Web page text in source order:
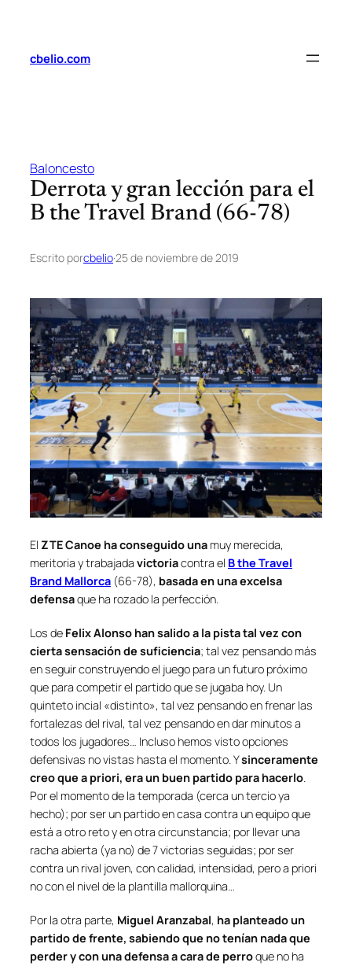
contenido
cbelio.com
Baloncesto
Derrota y gran lección para el
B the Travel Brand (66-78)
Escrito porcbelio·25 de noviembre de 2019
El ZTE Canoe ha conseguido una muy merecida,
meritoria y trabajada victoriacontra el B the Travel
Brand Mallorca (66-78), basada en una excelsa
defensaque ha rozado la perfección.
Los de Felix Alonso han salido a la pista tal vez con
cierta sensación de suficiencia; tal vez pensando más
en seguir construyendo el juego para un futuro próximo
que para competir el partido que se jugaba hoy. Un
quinteto incial «distinto», tal vez pensando en frenar las
fortalezas del rival, tal vez pensando en dar minutos a
todos los jugadores… Incluso hemos visto opciones
defensivas no vistas hasta el momento. Ysinceramente
creo que a priori, era un buen partido para hacerlo.
Por el momento de la temporada (cerca un tercio ya
hecho); por ser un partido en casa contra un equipo que
está a otro reto y en otra circunstancia; por llevar una
racha abierta (ya no) de 7 victorias seguidas; por ser
contra un rival joven, con calidad, intensidad, pero a priori
no con el nivel de la plantilla mallorquina…
Por la otra parte, Miguel Aranzabal, ha planteado un
partido de frente, sabiendo que no tenían nada que
perder y con una defensa a cara de perroque no ha